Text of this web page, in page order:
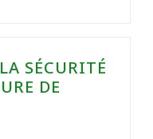
SÉCURITÉ
DE